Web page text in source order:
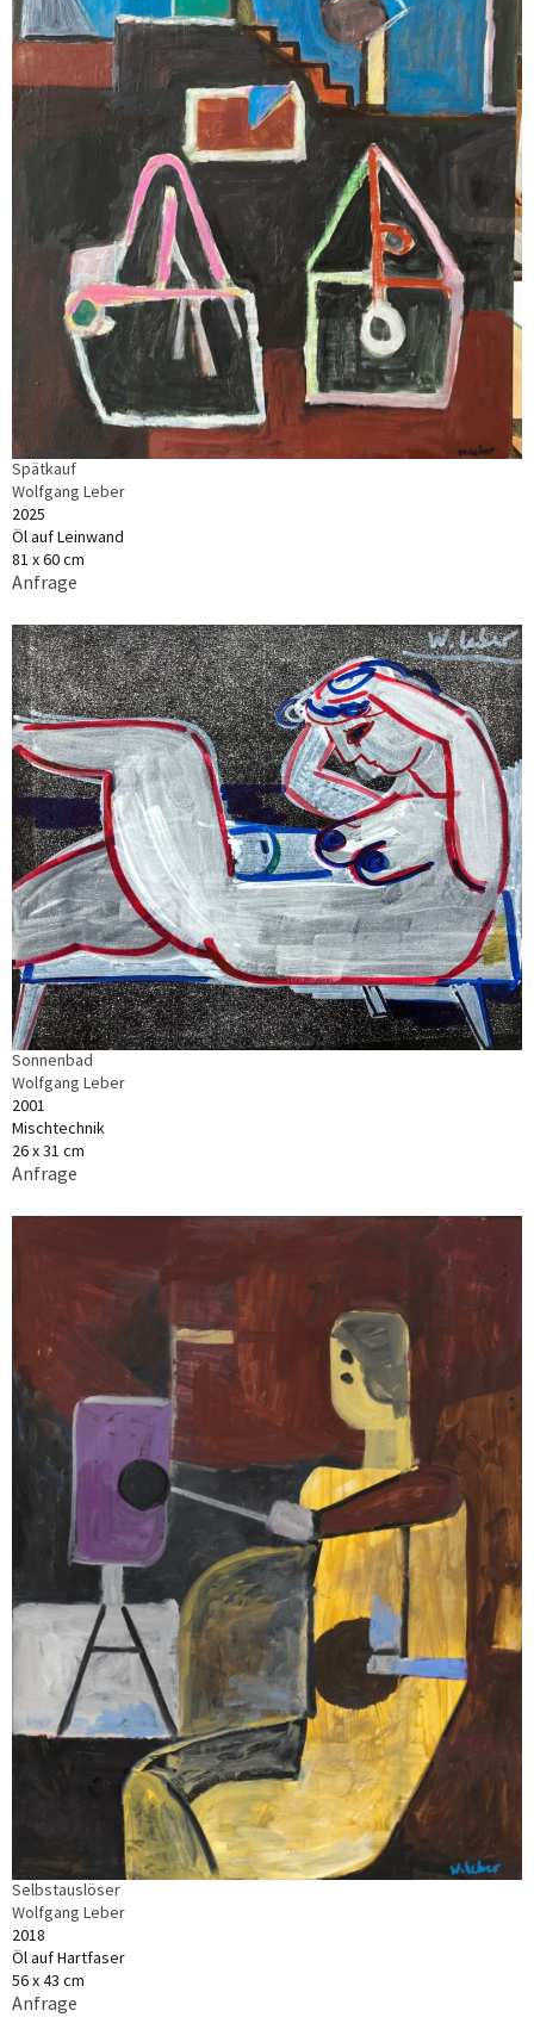
Spätkauf
Wolfgang Leber
2025
Öl auf Leinwand
81 x 60 cm
Anfrage
Sonnenbad
Wolfgang Leber
2001
Mischtechnik
26 x 31 cm
Anfrage
Selbstauslöser
Wolfgang Leber
2018
Öl auf Hartfaser
56 x 43 cm
Anfrage